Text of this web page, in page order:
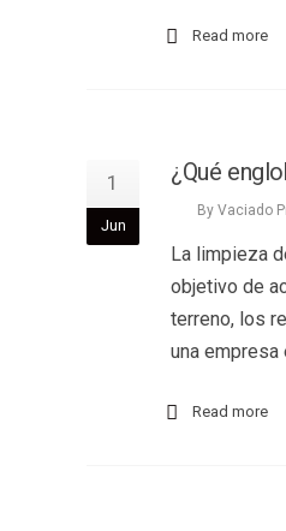
Read more
1
Jun
¿Qué
By Vaciado
La limpieza
objetivo de
terreno, los
una
Read more